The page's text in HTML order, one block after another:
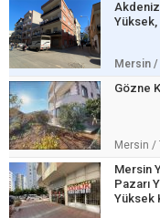
Akdeniz
Yüksek,
Mersin
Gözne
Mersin /
Mersin
Pazarı
Yüksek